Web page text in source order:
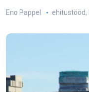
Eno Pappel ehitustööd,